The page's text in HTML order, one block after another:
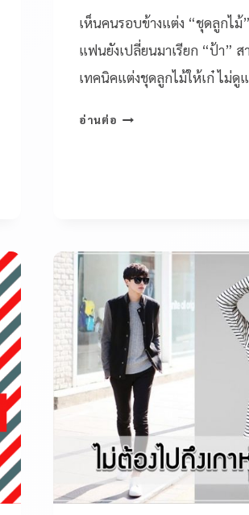
เห็นคนรอบข้างแต่ง “ชุดลูกไ
แฟนยังเปลี่ยนมาเรียก “ป้า”
เทคนิคแต่งชุดลูกไม้ให้เก๋ ไม่ดู
อ่านต่อ